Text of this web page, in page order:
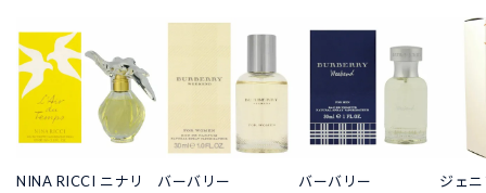
NINA RICCI ニナリ
バーバリー
バーバリー
ジェ